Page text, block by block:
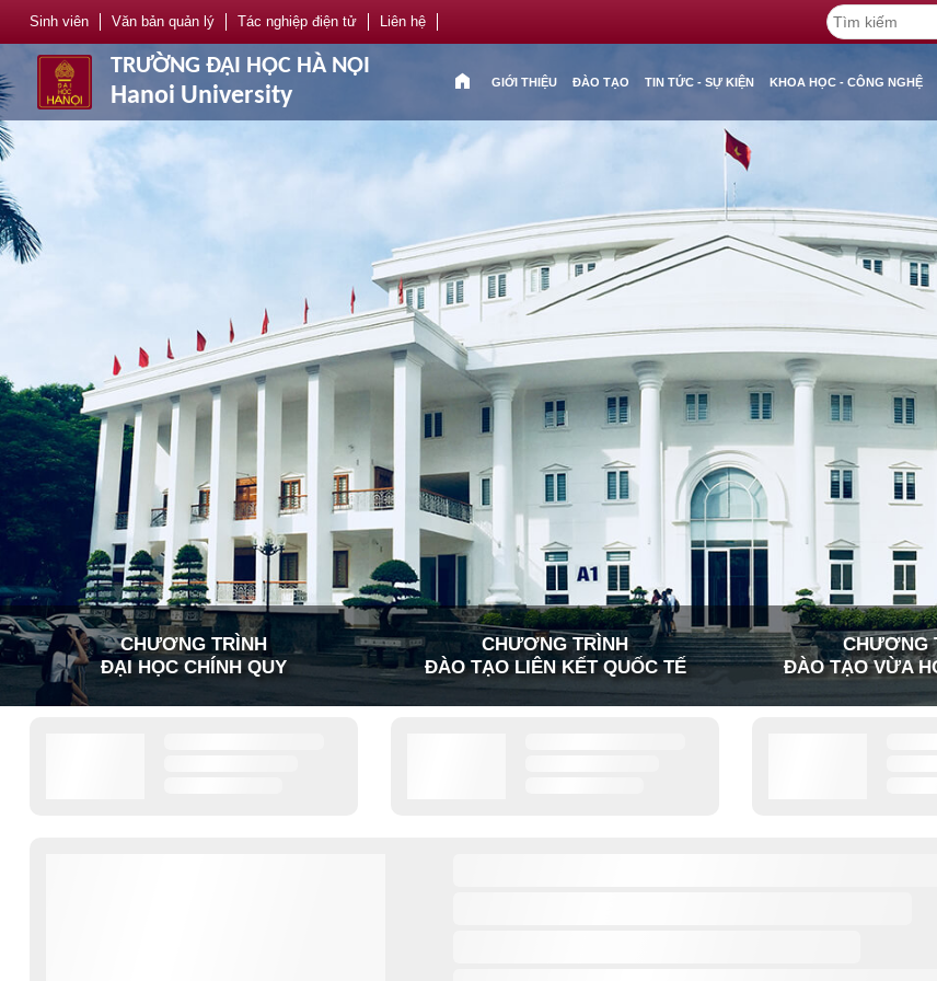
Sinh viên Văn bản quản lý Tác nghiệp điện tử Liên hệ
TRƯỜNG ĐẠI HỌC HÀ NỘI
Hanoi University
home GIỚI THIỆU ĐÀO TẠO TIN TỨC - SỰ KIỆN KHOA HỌC - CÔNG NGHỆ
CHƯƠNG TRÌNH
ĐẠI HỌC CHÍNH QUY
CHƯƠNG TRÌNH
ĐÀO TẠO LIÊN KẾT QUỐC TẾ
CHƯƠNG
ĐÀO TẠO VỪA